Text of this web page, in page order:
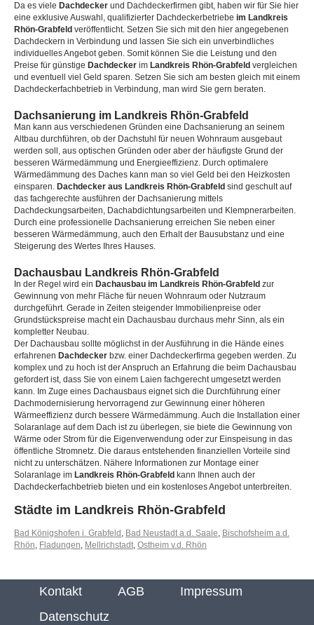
Da es viele Dachdecker und Dachdeckerfirmen gibt, haben wir für Sie hier
eine exklusive Auswahl, qualifizierter Dachdeckerbetriebe im Landkreis
Rhön-Grabfeld veröffentlicht. Setzen Sie sich mit den hier angegebenen
Dachdeckern in Verbindung und lassen Sie sich ein unverbindliches
individuelles Angebot geben. Somit können Sie die Leistung und den
Preise für günstige Dachdecker im Landkreis Rhön-Grabfeld vergleichen
und eventuell viel Geld sparen. Setzen Sie sich am besten gleich mit einem
Dachdeckerfachbetrieb in Verbindung, man wird Sie gern beraten.
Dachsanierung im Landkreis Rhön-Grabfeld
Man kann aus verschiedenen Gründen eine Dachsanierung an seinem
Altbau durchführen, ob der Dachstuhl für neuen Wohnraum ausgebaut
werden soll, aus optischen Gründen oder aber der häufigste Grund der
besseren Wärmedämmung und Energieeffizienz. Durch optimalere
Wärmedämmung des Daches kann man so viel Geld bei den Heizkosten
einsparen. Dachdecker aus Landkreis Rhön-Grabfeld sind geschult auf
das fachgerechte ausführen der Dachsanierung mittels
Dachdeckungsarbeiten, Dachabdichtungsarbeiten und Klempnerarbeiten.
Durch eine professionelle Dachsanierung erreichen Sie neben einer
besseren Wärmedämmung, auch den Erhalt der Bausubstanz und eine
Steigerung des Wertes Ihres Hauses.
Dachausbau Landkreis Rhön-Grabfeld
In der Regel wird ein Dachausbau im Landkreis Rhön-Grabfeld zur
Gewinnung von mehr Fläche für neuen Wohnraum oder Nutzraum
durchgeführt. Gerade in Zeiten steigender Immobilienpreise oder
Grundstückspreise macht ein Dachausbau durchaus mehr Sinn, als ein
kompletter Neubau.
Der Dachausbau sollte möglichst in der Ausführung in die Hände eines
erfahrenen Dachdecker bzw. einer Dachdeckerfirma gegeben werden. Zu
komplex und zu hoch ist der Anspruch an Erfahrung die beim Dachausbau
gefordert ist, dass Sie von einem Laien fachgerecht umgesetzt werden
kann. Im Zuge eines Dachausbaus eignet sich die Durchführung einer
Dachmodernisierung hervorragend zur Gewinnung einer höheren
Wärmeeffizienz durch bessere Wärmedämmung. Auch die Installation einer
Solaranlage auf dem Dach ist zu überlegen, sie biete die Gewinnung von
Wärme oder Strom für die Eigenverwendung oder zur Einspeisung in das
öffentliche Stromnetz. Die daraus entstehenden finanziellen Vorteile sind
nicht zu unterschätzen. Nähere Informationen zur Montage einer
Solaranlage im Landkreis Rhön-Grabfeld kann Ihnen auch der
Dachdeckerfachbetrieb bieten und ein kostenloses Angebot unterbreiten.
Städte im Landkreis Rhön-Grabfeld
Bad Königshofen i. Grabfeld , Bad Neustadt a.d. Saale, Bischofsheim a.d.
Rhön, Fladungen, Mellrichstadt, Ostheim v.d. Rhön
Kontakt AGB
Impressum
Datenschutz